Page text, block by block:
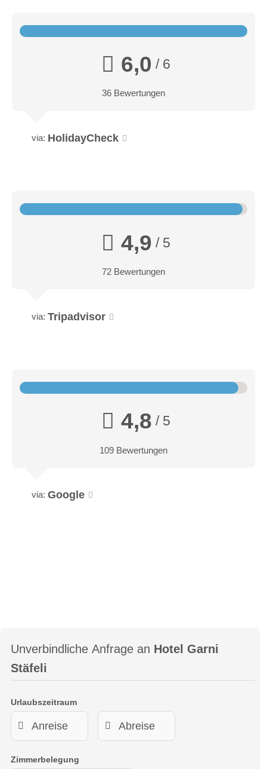
6,0 / 6
36 Bewertungen
via: HolidayCheck
4,9 / 5
72 Bewertungen
via: Tripadvisor
4,8 / 5
109 Bewertungen
via: Google
Unverbindliche Anfrage an Hotel Garni
Stäfeli
Urlaubszeitraum
Zimmerbelegung